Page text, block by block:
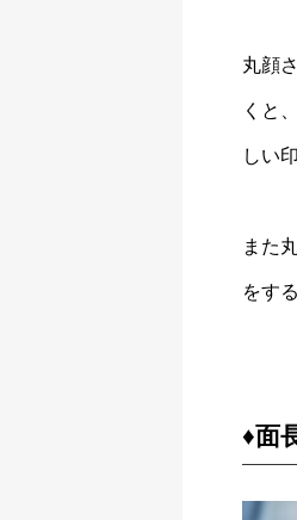
丸顔
くと
しい
また
をす
♦︎面